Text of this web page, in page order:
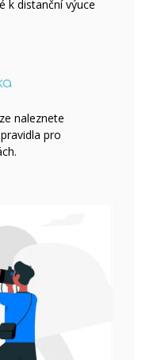
k distanční výuce
naleznete
pro